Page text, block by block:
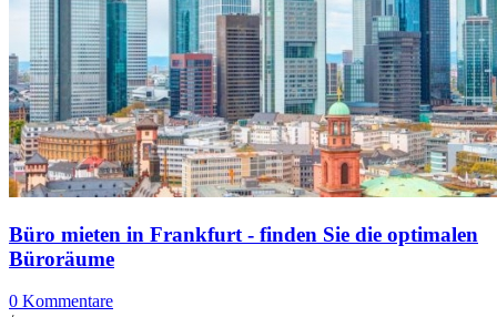
Büro mieten in Frankfurt - finden Sie die optimalen
Büroräume
0 Kommentare